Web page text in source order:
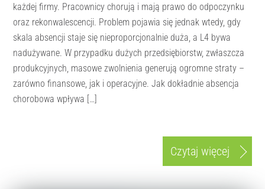
każdej firmy. Pracownicy chorują i mają prawo do odpoczynku
oraz rekonwalescencji. Problem pojawia się jednak wtedy, gdy
skala absencji staje się nieproporcjonalnie duża, a L4 bywa
nadużywane. W przypadku dużych przedsiębiorstw, zwłaszcza
produkcyjnych, masowe zwolnienia generują ogromne straty –
zarówno finansowe, jak i operacyjne. Jak dokładnie absencja
chorobowa wpływa […]
Czytaj więcej